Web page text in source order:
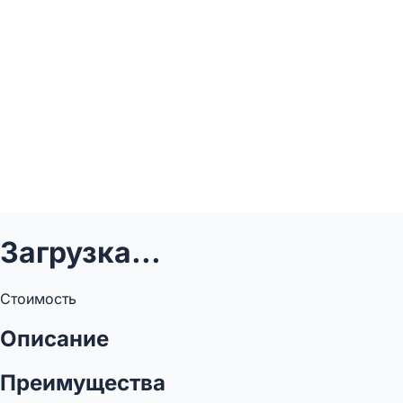
Загрузка...
Стоимость
Описание
Преимущества